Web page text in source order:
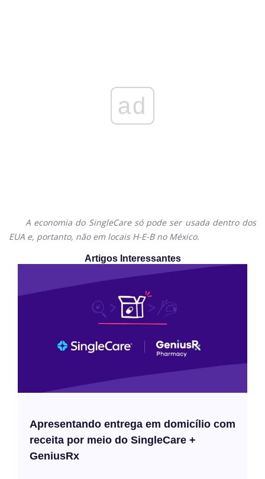
ad
A economia do SingleCare só pode ser usada dentro dos
EUA e, portanto, não em locais H-E-B no México.
Artigos Interessantes
Apresentando entrega em domicílio com
receita por meio do SingleCare +
GeniusRx